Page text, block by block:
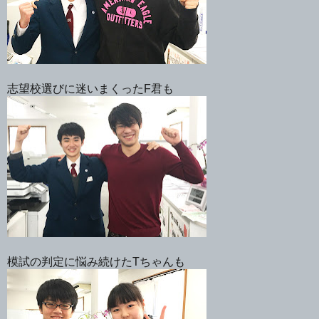
志望校選びに迷いまくったF君も
模試の判定に悩み続けたTちゃんも